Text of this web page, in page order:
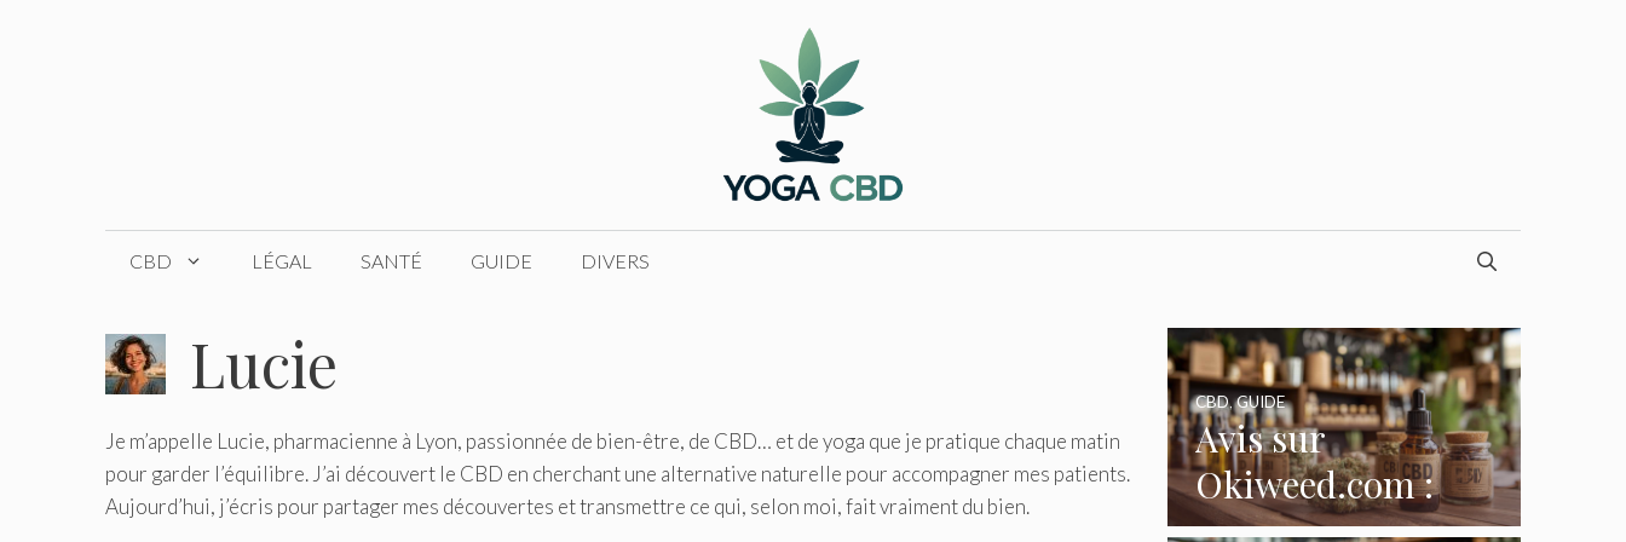
CBD LÉGAL SANTÉ GUIDE DIVERS
Lucie
Je m’appelle Lucie, pharmacienne à Lyon, passionnée de bien-être, de CBD… et de yoga que je pratique chaque matin
pour garder l’équilibre. J’ai découvert le CBD en cherchant une alternative naturelle pour accompagner mes patients.
Aujourd’hui, j’écris pour partager mes découvertes et transmettre ce qui, selon moi, fait vraiment du bien.
Avis sur
Okiweed.com :
notre analyse
CBD,GUIDE